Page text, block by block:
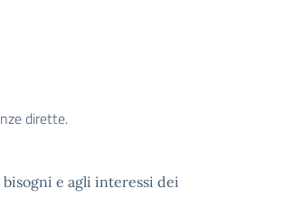
dirette.
e agli interessi dei